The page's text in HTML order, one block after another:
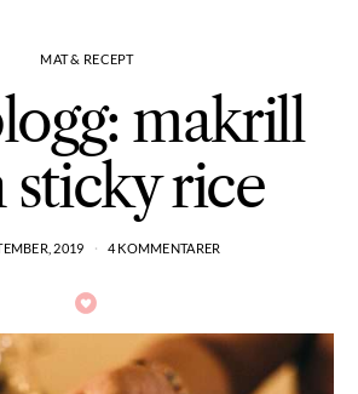
MAT & RECEPT
makrill
sticky rice
2019 4 KOMMENTARER